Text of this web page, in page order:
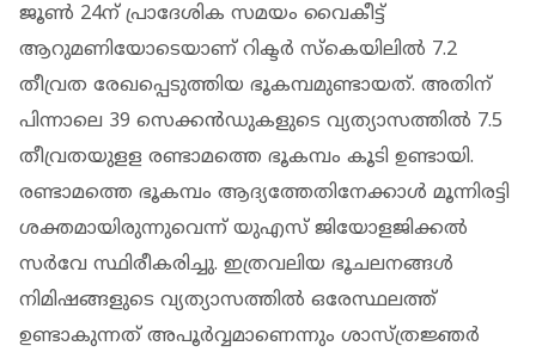
ജൂൺ 24ന് പ്രാദേശിക സമയം വൈകീട്ട്
ആറുമണിയോടെയാണ് റിക്ടര്‍ സ്‌കെയിലില്‍ 7.2
തീവ്രത രേഖപ്പെടുത്തിയ ഭൂകമ്പമുണ്ടായത്. അതിന്
പിന്നാലെ 39 സെക്കന്‍ഡുകളുടെ വ്യത്യാസത്തില്‍ 7.5
തീവ്രതയുളള രണ്ടാമത്തെ ഭൂകമ്പം കൂടി ഉണ്ടായി.
രണ്ടാമത്തെ ഭൂകമ്പം ആദ്യത്തേതിനേക്കാള്‍ മൂന്നിരട്ടി
ശക്തമായിരുന്നുവെന്ന് യുഎസ് ജിയോളജിക്കല്‍
സര്‍വേ സ്ഥിരീകരിച്ചു. ഇത്രവലിയ ഭൂചലനങ്ങള്‍
നിമിഷങ്ങളുടെ വ്യത്യാസത്തില്‍ ഒരേസ്ഥലത്ത്
ഉണ്ടാകുന്നത് അപൂര്‍വ്വമാണെന്നും ശാസ്ത്രജ്ഞര്‍